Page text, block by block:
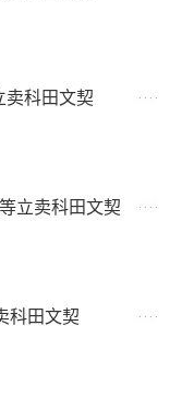
卖科田文契
立卖科田文契
科田文契